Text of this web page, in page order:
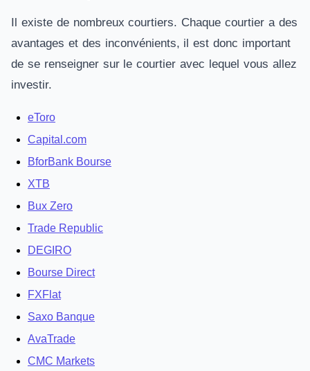
Il existe de nombreux courtiers. Chaque courtier a des
avantages et des inconvénients, il est donc important
de se renseigner sur le courtier avec lequel vous allez
investir.
eToro
Capital.com
BforBank Bourse
XTB
Bux Zero
Trade Republic
DEGIRO
Bourse Direct
FXFlat
Saxo Banque
AvaTrade
CMC Markets